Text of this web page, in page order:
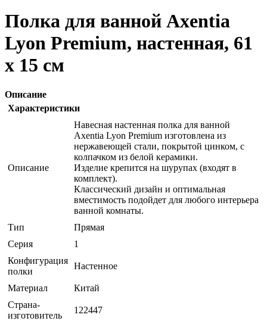
Полка для ванной Axentia
Lyon Premium, настенная, 61
х 15 см
Описание
Характеристики
Описание
Навесная настенная полка для ванной
Axentia Lyon Premium изготовлена из
нержавеющей стали, покрытой цинком, с
колпачком из белой керамики.
Изделие крепится на шурупах (входят в
комплект).
Классический дизайн и оптимальная
вместимость подойдет для любого интерьера
ванной комнаты.
Тип
Прямая
Серия
1
Конфигурация
полки
Настенное
Материал
Китай
Страна-
изготовитель
122447